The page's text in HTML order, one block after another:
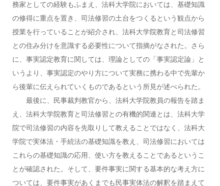
務家としての経験もふまえ、法科大学院においては、基礎知識
の修得に重点を置き、司法修習の土台をつくるという観点から
授業を行っていることが紹介され、法科大学院教育と司法修習
との住み分けを意識する必要性について指摘がなされた。さら
に、事実認定教育に関しては、理論としての「事実認定論」と
いうより、事実認定のやり方について実務に携わる中で先輩か
ら後輩に伝えられていくものであるという所見が述べられた。
最後に、民事裁判教官から、法科大学院教員の報告を踏ま
え、法科大学院教育と司法修習との有機的関連とは、法科大学
院で司法修習の内容を先取りして教えることではなく、法科大
学院で実体法・手続法の基礎知識を教え、司法修習においては
これらの基礎知識の応用、使い方を教えることであるというこ
とが確認された。そして、要件事実に関する基本的な考え方に
ついては、要件事実があくまでも民事実体法の解釈を踏まえて